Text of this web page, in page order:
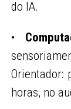
do IA.
•
Orientador:
horas, no